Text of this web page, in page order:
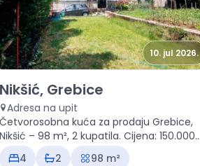
10. jul 2026.
Prodaja - Kuća Nikšić, Grebice
Nikšić, Grebice
Adresa na upit
Četvorosobna kuća za prodaju Grebice,
Nikšić – 98 m², 2 kupatila. Cijena: 150.000
€
4 2 98 m²